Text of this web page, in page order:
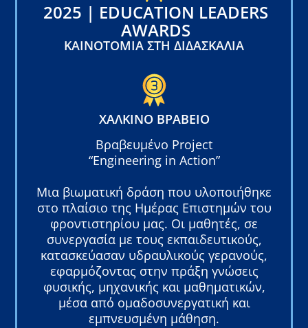
2025 | EDUCATION LEADERS
AWARDS
ΚΑΙΝΟΤΟΜΊΑ ΣΤΗ ΔΙΔΑΣΚΑΛΊΑ
ΧΆΛΚΙΝΟ ΒΡΑΒΕΊΟ
Βραβευμένο Project
“Engineering in Action”
Μια βιωματική δράση που υλοποιήθηκε
στο πλαίσιο της Ημέρας Επιστημών του
φροντιστηρίου μας. Οι μαθητές, σε
συνεργασία με τους εκπαιδευτικούς,
κατασκεύασαν υδραυλικούς γερανούς,
εφαρμόζοντας στην πράξη γνώσεις
φυσικής, μηχανικής και μαθηματικών,
μέσα από ομαδοσυνεργατική και
εμπνευσμένη μάθηση.